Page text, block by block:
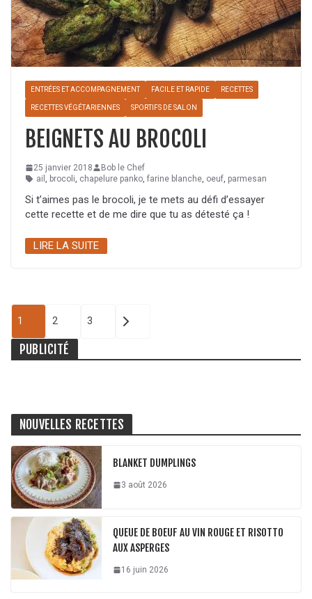
ENTRÉES ET ACCOMPAGNEMENT FACILE ET RAPIDE RECETTES
RECETTES VÉGÉTARIENNES SPORTIFS DE SALON
BEIGNETS AU BROCOLI
25 janvier 2018
Bob le Chef
ail , brocoli, chapelure panko, farine blanche, oeuf, parmesan
Si t’aimes pas le brocoli, je te mets au défi d’essayer
cette recette et de me dire que tu as détesté ça !
LIRE LA SUITE
PAGINATION
DES
PUBLICATIONS
1 2 3
PUBLICITÉ
NOUVELLES RECETTES
BLANKET DUMPLINGS
3 août 2026
QUEUE DE BOEUF AU VIN ROUGE ET RISOTTO
AUX ASPERGES
16 juin 2026